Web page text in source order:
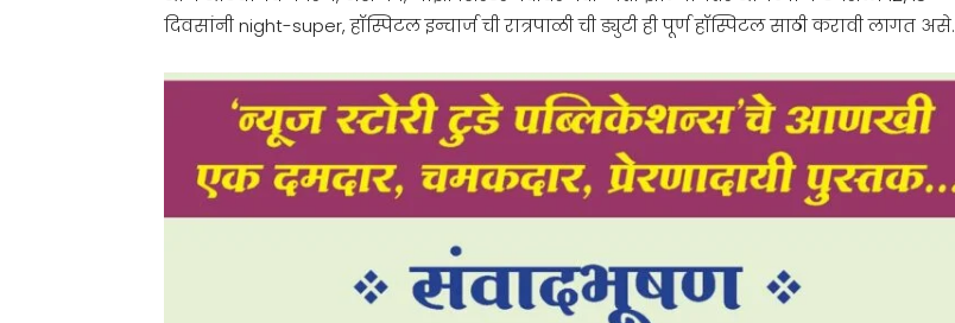
दिवसांनी night-super, हॉस्पिटल इन्चार्ज ची रात्रपाळी ची ड्युटी ही पूर्ण हॉस्पिटल साठी करावी लागत असे.